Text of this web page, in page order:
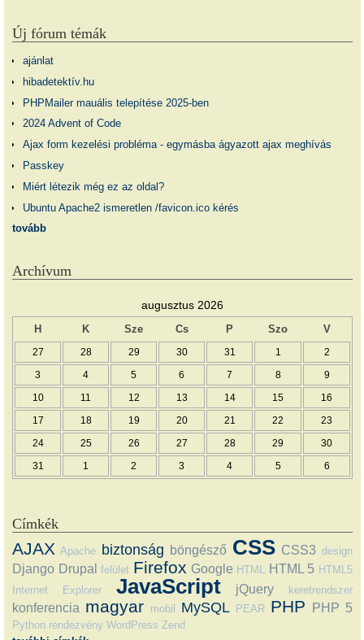
Új fórum témák
ajánlat
hibadetektív.hu
PHPMailer mauális telepítése 2025-ben
2024 Advent of Code
Ajax form kezelési probléma - egymásba ágyazott ajax meghívás
Passkey
Miért létezik még ez az oldal?
Ubuntu Apache2 ismeretlen /favicon.ico kérés
tovább
Archívum
augusztus 2026
H K Sze Cs P Szo V
27 28 29 30 31 1 2
3 4 5 6 7 8 9
10 11 12 13 14 15 16
17 18 19 20 21 22 23
24 25 26 27 28 29 30
31 1 2 3 4 5 6
Címkék
AJAX Apache biztonság böngésző CSS CSS3 design
Django Drupal felület Firefox Google HTML HTML 5 HTML5
Internet Explorer
JavaScript jQuery keretrendszer
konferencia magyar mobil MySQL PEAR PHP PHP 5
Python rendezvény WordPress Zend